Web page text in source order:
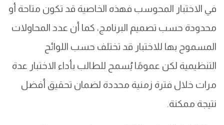
في الاختبار المحوسب فهذه الخاصية قد تكون متاحة أو
محدودة حسب تصميم البرنامج، كما أن عدد المحاولات
المسموح بها للاختبار قد تختلف حسب اللوائح
التنظيمية لكن عمومًا يُسمح للطالب بأداء الاختبار عدة
مرات خلال فترة زمنية محددة لضمان تحقيق أفضل
نتيجة ممكنة.